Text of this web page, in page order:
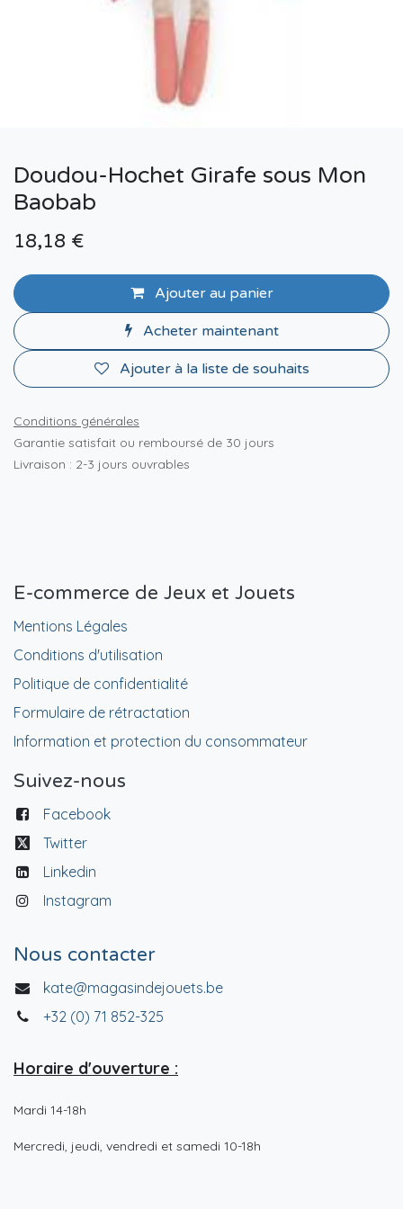
Doudou-Hochet Girafe sous Mon
Baobab
18,18 €
Ajouter au panier
Acheter maintenant
Ajouter à la liste de souhaits
Conditions générales
Garantie satisfait ou remboursé de 30 jours
Livraison : 2-3 jours ouvrables
E-commerce de Jeux et Jouets
Mentions Légales
Conditions d'utilisation
Politique de confidentialité
Formulaire de rétractation
Information et protection du consommateur
Suivez-nous
Facebook
Twitter
Linkedin
Instagram
Nous contacter
kate@magasindejouets.be
+32 (0) 71 852-325
Horaire d'ouverture :
Mardi 14-18h
Mercredi, jeudi, vendredi et samedi 10-18h